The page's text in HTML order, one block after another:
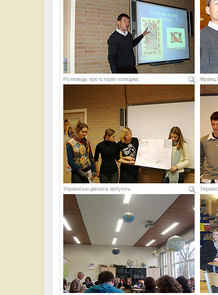
Розповідь про історію коледжа. Франц
Українські дівчата звітують.